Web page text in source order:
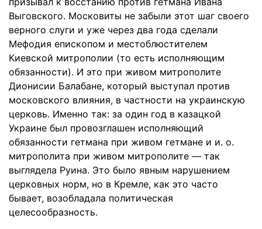
Выговского. Московиты не забыли этот шаг своего
верного слуги и уже через два года сделали
Мефодия епископом и местоблюстителем
Киевской митрополии (то есть исполняющим
обязанности). И это при живом митрополите
Дионисии Балабане, который выступал против
московского влияния, в частности на украинскую
церковь. Именно так: за один год в казацкой
Украине был провозглашен исполняющий
обязанности гетмана при живом гетмане и и. о.
митрополита при живом митрополите — так
выглядела Руина. Это было явным нарушением
церковных норм, но в Кремле, как это часто
бывает, возобладала политическая
целесообразность.